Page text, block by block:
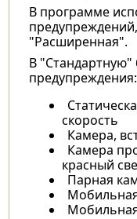
В программе
"Расширенная".
В "Стандартную"
предупреждения:
скорость
Камера,
Камера
красный
Парная